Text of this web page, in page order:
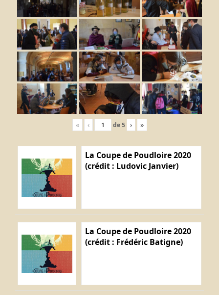
« ‹ de5 › »
La Coupe de Poudloire 2020
(crédit : Ludovic Janvier)
La Coupe de Poudloire 2020
(crédit : Frédéric Batigne)